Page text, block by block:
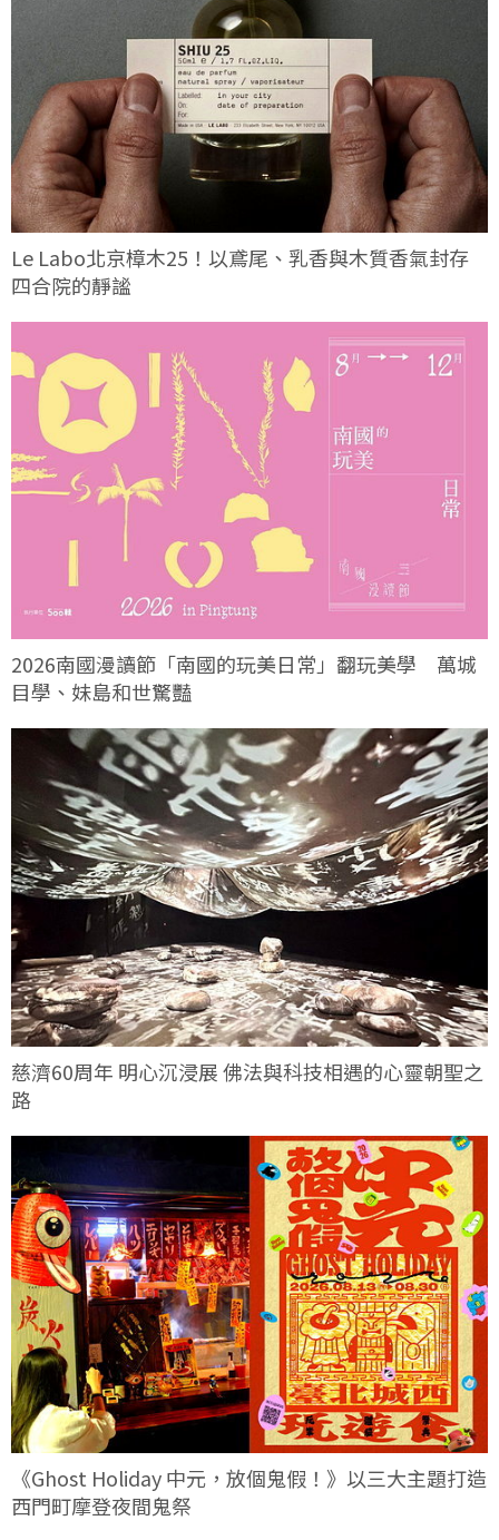
Le Labo北京樟木25！以鳶尾、乳香與木質香氣封存
四合院的靜謐
2026南國漫讀節「南國的玩美日常」翻玩美學 萬城
目學、妹島和世驚豔
慈濟60周年 明心沉浸展 佛法與科技相遇的心靈朝聖之
路
《Ghost Holiday 中元，放個鬼假！》以三大主題打造
西門町摩登夜間鬼祭